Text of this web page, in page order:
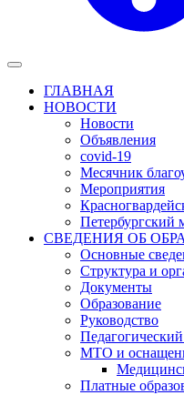
ГЛАВНАЯ
НОВОСТИ
Новости
Объявления
covid-19
Месячник
Мероприятия
Петербургский
СВЕДЕНИЯ ОБ
Основные
Структура и
Документы
Образование
Руководство
Педагогический
МТО и
Платные